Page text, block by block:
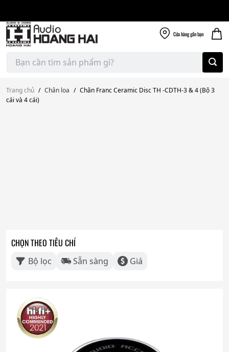
content
Cửa hànggần bạn
Tìm
kiếm:
Trang chủ / Chân loa / Chân Franc Ceramic Disc TH -CDTH-3 & 4 (Bộ 3
cái và 4 cái)
CHỌN THEO TIÊU CHÍ
Bộ lọc Sẵn sàng Giá